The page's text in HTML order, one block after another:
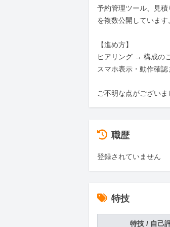
予約管理ツール、見
を複数公開していま
【進め方】
ヒアリング → 構成の
スマホ表示・動作確
ご不明な点がございま
職歴
登録されていません
特技
特技 / 自己